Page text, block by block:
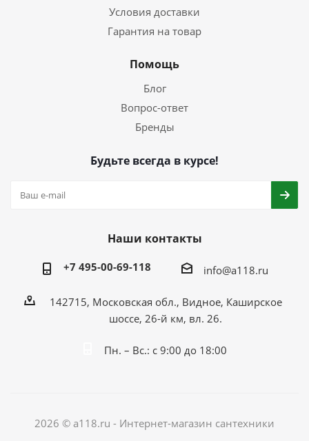
Условия доставки
Гарантия на товар
Помощь
Блог
Вопрос-ответ
Бренды
Будьте всегда в курсе!
Наши контакты
+7 495-00-69-118 info@a118.ru
142715, Московская обл., Видное, Каширское
шоссе, 26-й км, вл. 26.
Пн. – Вс.: с 9:00 до 18:00
2026 © a118.ru - Интернет-магазин сантехники